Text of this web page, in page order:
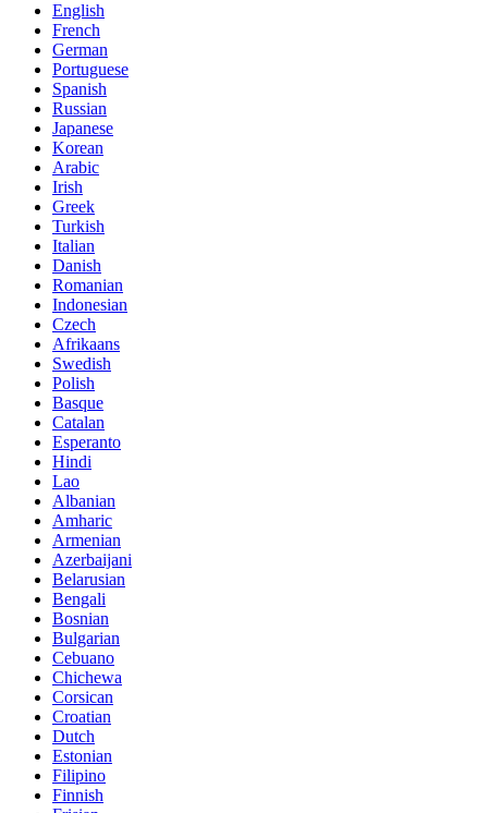
English
French
German
Portuguese
Spanish
Russian
Japanese
Korean
Arabic
Irish
Greek
Turkish
Italian
Danish
Romanian
Indonesian
Czech
Afrikaans
Swedish
Polish
Basque
Catalan
Esperanto
Hindi
Lao
Albanian
Amharic
Armenian
Azerbaijani
Belarusian
Bengali
Bosnian
Bulgarian
Cebuano
Chichewa
Corsican
Croatian
Dutch
Estonian
Filipino
Finnish